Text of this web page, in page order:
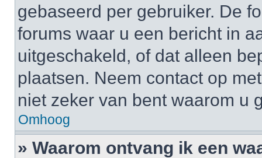
gebaseerd per gebruiker. De
forums waar u een bericht in
uitgeschakeld, of dat alleen
plaatsen. Neem contact op
niet zeker van bent waarom u
Omhoog
» Waarom ontvang ik een